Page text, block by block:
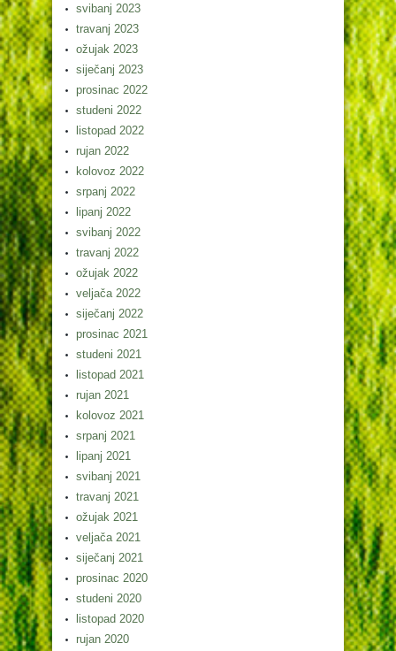
svibanj 2023
travanj 2023
ožujak 2023
siječanj 2023
prosinac 2022
studeni 2022
listopad 2022
rujan 2022
kolovoz 2022
srpanj 2022
lipanj 2022
svibanj 2022
travanj 2022
ožujak 2022
veljača 2022
siječanj 2022
prosinac 2021
studeni 2021
listopad 2021
rujan 2021
kolovoz 2021
srpanj 2021
lipanj 2021
svibanj 2021
travanj 2021
ožujak 2021
veljača 2021
siječanj 2021
prosinac 2020
studeni 2020
listopad 2020
rujan 2020